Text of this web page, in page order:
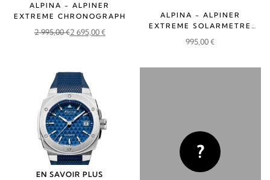
ALPINA - ALPINER
EXTREME CHRONOGRAPH
2 995,00€
Le
initial
était :
2
995,00 €.
2 695,00€
Le
actuel
est :
2
695,00 €.
ALPINA - ALPINER
EXTREME SOLARMETRE
RUBBER
995,00€
EN SAVOIR PLUS
?